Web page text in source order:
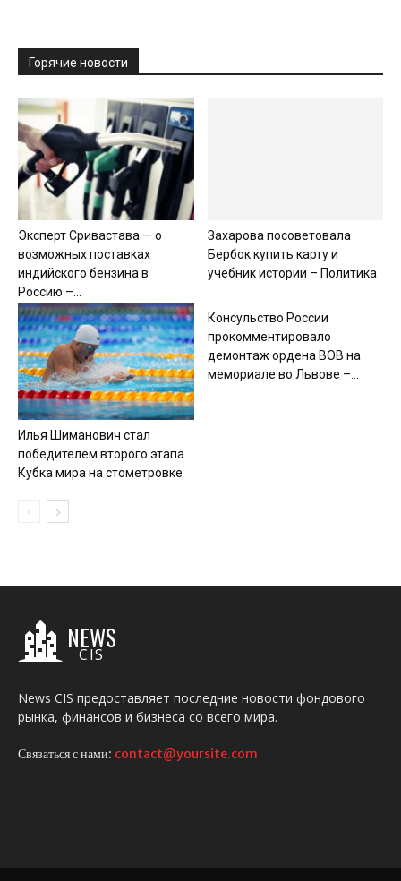
Горячие новости
Эксперт Сривастава — о
возможных поставках
индийского бензина в
Россию –...
Захарова посоветовала
Бербок купить карту и
учебник истории – Политика
Илья Шиманович стал
победителем второго этапа
Кубка мира на стометровке
Консульство России
прокомментировало
демонтаж ордена ВОВ на
мемориале во Львове –...
NEWS
CIS
News CIS предоставляет последние новости фондового
рынка, финансов и бизнеса со всего мира.
Связаться с нами: contact@yoursite.com